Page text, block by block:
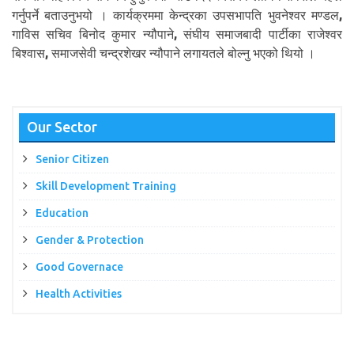
गर्नुपर्ने बताउनुभयो । कार्यक्रममा केन्द्रका उपसभापति भुवनेश्वर मण्डल,
गाविस सचिव बिनोद कुमार न्यौपाने,संघीय समाजबादी पार्टीका राजेश्वर
बिश्वास,समाजसेवी चन्द्रशेखर न्यौपाने लगायतले बोल्नु भएको थियो ।
Our Sector
Senior Citizen
Skill Development Training
Education
Gender & Protection
Good Governace
Health Activities